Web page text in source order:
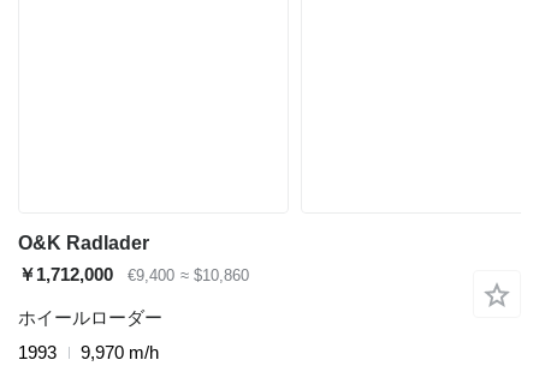
O&K Radlader
￥1,712,000
€9,400 ≈ $10,860
ホイールローダー
1993
9,970 m/h